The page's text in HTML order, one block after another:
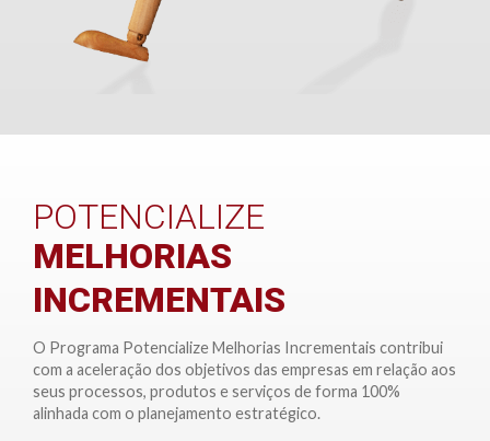
POTENCIALIZE
MELHORIAS
INCREMENTAIS
O Programa Potencialize Melhorias Incrementais contribui
com a aceleração dos objetivos das empresas em relação aos
seus processos, produtos e serviços de forma 100%
alinhada com o planejamento estratégico.